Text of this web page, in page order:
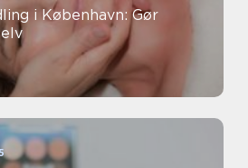
i København: Gør